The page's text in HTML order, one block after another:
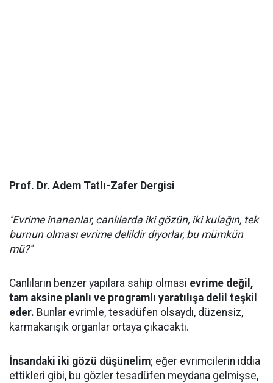
Prof. Dr. Adem Tatlı-Zafer Dergisi
''Evrime inananlar, canlılarda iki gözün, iki kulağın, tek
burnun olması evrime delildir diyorlar, bu mümkün
mü?''
Canlıların benzer yapılara sahip olması evrime değil,
tam aksine planlı ve programlı yaratılışa delil teşkil
eder. Bunlar evrimle, tesadüfen olsaydı, düzensiz,
karmakarışık organlar ortaya çıkacaktı.
İnsandaki iki gözü düşünelim; eğer evrimcilerin iddia
ettikleri gibi, bu gözler tesadüfen meydana gelmişse,